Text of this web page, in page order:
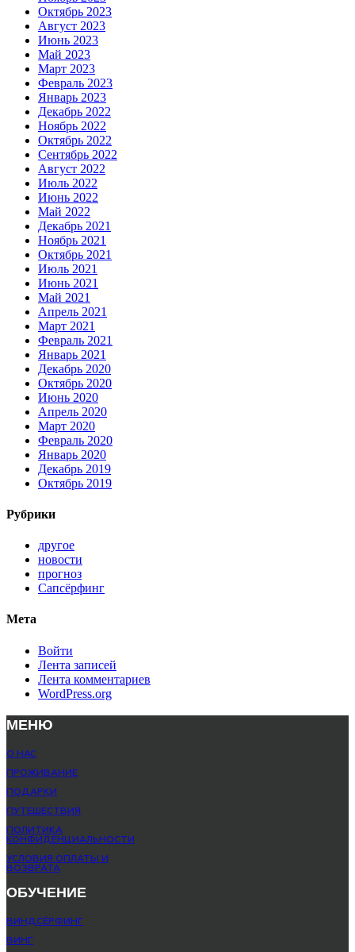
Октябрь 2023
Август 2023
Июнь 2023
Май 2023
Март 2023
Февраль 2023
Январь 2023
Декабрь 2022
Ноябрь 2022
Октябрь 2022
Сентябрь 2022
Август 2022
Июль 2022
Июнь 2022
Май 2022
Декабрь 2021
Ноябрь 2021
Октябрь 2021
Июль 2021
Июнь 2021
Май 2021
Апрель 2021
Март 2021
Февраль 2021
Январь 2021
Декабрь 2020
Октябрь 2020
Июнь 2020
Апрель 2020
Март 2020
Февраль 2020
Январь 2020
Декабрь 2019
Октябрь 2019
Рубрики
другое
новости
прогноз
Сапсёрфинг
Мета
Войти
Лента записей
Лента комментариев
WordPress.org
МЕНЮ
О НАС
ПРОЖИВАНИЕ
ПОДАРКИ
ПУТЕШЕСТВИЯ
ПОЛИТИКА
КОНФИДЕНЦИАЛЬНОСТИ
УСЛОВИЯ ОПЛАТЫ И
ВОЗВРАТА
ОБУЧЕНИЕ
ВИНДСЁРФИНГ
ВИНГ